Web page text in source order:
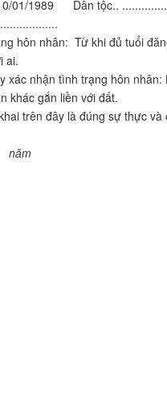
01/1989 Dân tộc..
hôn nhân: Từ khi đủ tuổi
ai.
nhận tình trạng hôn nhân:
khác gắn liền với đất.
trên đây là đúng sự thực và